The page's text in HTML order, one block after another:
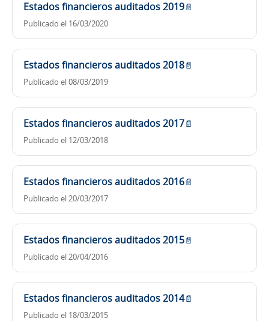
Estados financieros auditados 2019📄
Publicado el 16/03/2020
Estados financieros auditados 2018📄
Publicado el 08/03/2019
Estados financieros auditados 2017📄
Publicado el 12/03/2018
Estados financieros auditados 2016📄
Publicado el 20/03/2017
Estados financieros auditados 2015📄
Publicado el 20/04/2016
Estados financieros auditados 2014📄
Publicado el 18/03/2015